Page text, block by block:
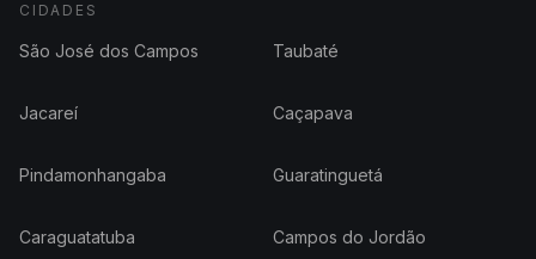
CIDADES
São José dos Campos Taubaté
Jacareí Caçapava
Pindamonhangaba Guaratinguetá
Caraguatatuba Campos do Jordão